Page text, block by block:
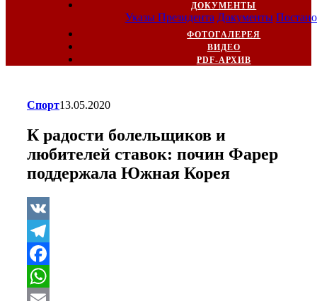
ДОКУМЕНТЫ
Указы Президента Документы
ФОТОГАЛЕРЕЯ
ВИДЕО
PDF-АРХИВ
Спорт13.05.2020
К радости болельщиков и
любителей ставок: почин Фарер
поддержала Южная Корея
VK
Telegram
Facebook
WhatsApp